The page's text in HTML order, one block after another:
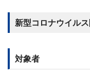
新型コロナウイル
対象者